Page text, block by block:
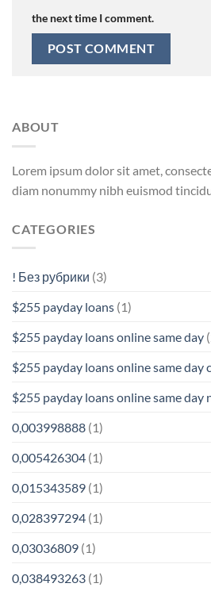
the next time I comment.
ABOUT
Lorem ipsum dolor sit amet,
diam nonummy nibh euismod
CATEGORIES
! Без рубрики (3)
$255 payday loans (1)
$255 payday loans online same day
$255 payday loans online same day
$255 payday loans online same day
0,003998888 (1)
0,005426304 (1)
0,015343589 (1)
0,028397294 (1)
0,03036809 (1)
0,038493263 (1)